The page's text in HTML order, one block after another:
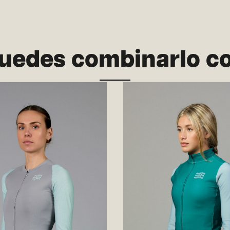
combinarlo